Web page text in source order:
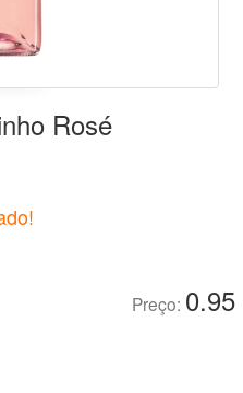
Rosé
Preço: 0.95